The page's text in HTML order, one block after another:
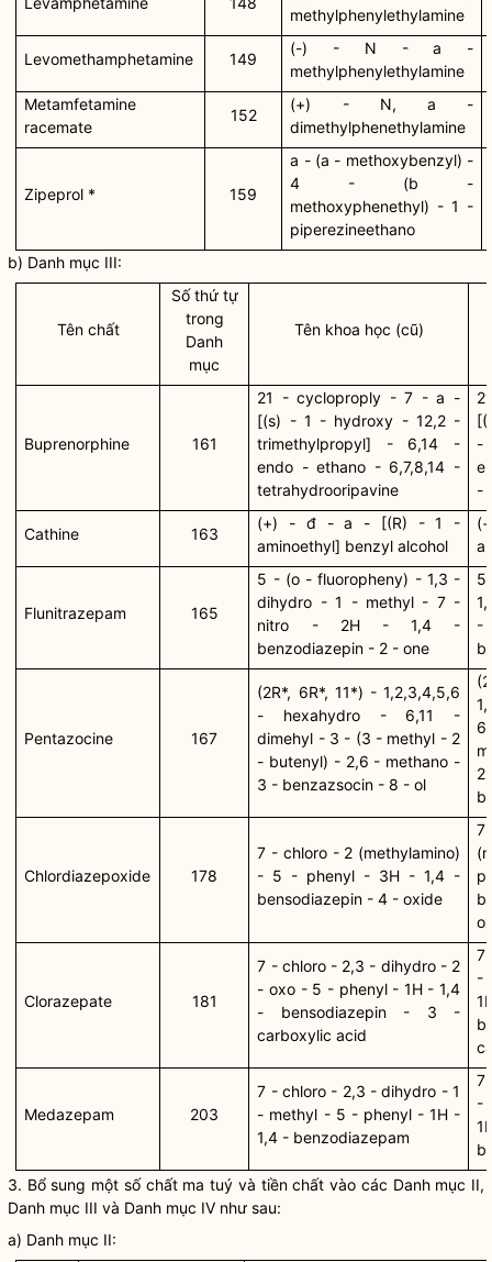
methylphenylethylamine
Levomethamphetamine 149
(-) - N - a -
methylphenylethylamine
Metamfetamine
racemate
152
(+) - N, a -
dimethylphenethylamine
Zipeprol * 159
a - (a - methoxybenzyl) -
4 - (b -
methoxyphenethyl) - 1 -
piperezineethano
b) Danh mục III:
Tên chất
Số thứ tự
trong
Danh
mục
Tên khoa học (cũ)
Buprenorphine 161
21 - cycloproply - 7 - a -
[(s) - 1 - hydroxy - 12,2 -
trimethylpropyl] - 6,14 -
endo - ethano - 6,7,8,14 -
tetrahydrooripavine
-
-
Cathine 163
(+) - đ - a - [(R) - 1 -
aminoethyl] benzyl alcohol
Flunitrazepam 165
5 - (o - fluoropheny) - 1,3 -
dihydro - 1 - methyl - 7 -
nitro - 2H - 1,4 -
benzodiazepin - 2 - one
5
-
Pentazocine 167
(2R*, 6R*, 11*) - 1,2,3,4,5,6
- hexahydro - 6,11 -
dimehyl - 3 - (3 - methyl - 2
- butenyl) - 2,6 - methano -
3 - benzazsocin - 8 - ol
Chlordiazepoxide 178
7 - chloro - 2 (methylamino)
- 5 - phenyl - 3H - 1,4 -
bensodiazepin - 4 - oxide
Clorazepate 181
7 - chloro - 2,3 - dihydro - 2
- oxo - 5 - phenyl - 1H - 1,4
- bensodiazepin - 3 -
carboxylic acid
7
-
Medazepam 203
7 - chloro - 2,3 - dihydro - 1
- methyl - 5 - phenyl - 1H -
1,4 - benzodiazepam
7
-
3. Bổ sung một số chất ma tuý và tiền chất vào các Danh mục II,
Danh mục III và Danh mục IV như sau:
a) Danh mục II: